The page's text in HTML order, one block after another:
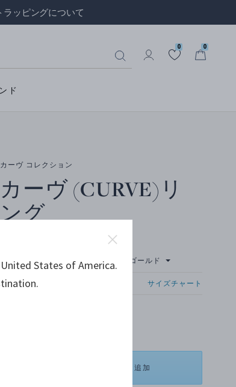
ラッピングについて
0 0
ド
カーヴ コレクション
カーヴ (CURVE)リ
ング
スターリングシルバー, 18Kイエローゴールド
サイズを選択してください サイズチャート
ショッピングバッグに追加
States of America.